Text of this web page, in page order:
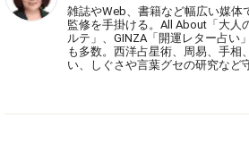
雑誌やWeb、書籍など幅広い媒体
監修を手掛ける。All About「大人
ルテ」、GINZA「開運レター占い
も多数。西洋占星術、周易、手相
い、しぐさや言葉グセの研究など